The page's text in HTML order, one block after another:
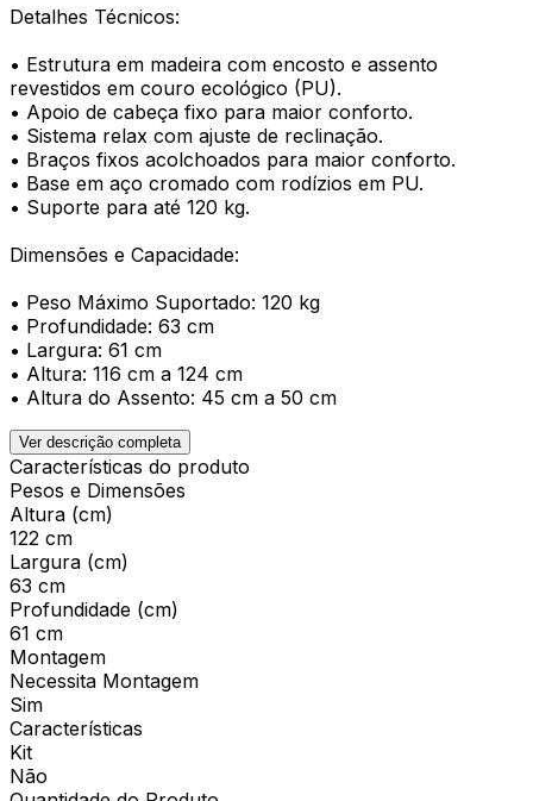
Detalhes Técnicos:
• Estrutura em madeira com encosto e assento
revestidos em couro ecológico (PU).
• Apoio de cabeça fixo para maior conforto.
• Sistema relax com ajuste de reclinação.
• Braços fixos acolchoados para maior conforto.
• Base em aço cromado com rodízios em PU.
• Suporte para até 120 kg.
Dimensões e Capacidade:
• Peso Máximo Suportado: 120 kg
• Profundidade: 63 cm
• Largura: 61 cm
• Altura: 116 cm a 124 cm
• Altura do Assento: 45 cm a 50 cm
Ver descrição completa
Características do produto
Pesos e Dimensões
Altura (cm)
122 cm
Largura (cm)
63 cm
Profundidade (cm)
61 cm
Montagem
Necessita Montagem
Sim
Características
Kit
Não